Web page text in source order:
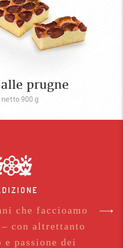
prugne
netto 900 g
che faccioamo
con altrettanto
e passione dei